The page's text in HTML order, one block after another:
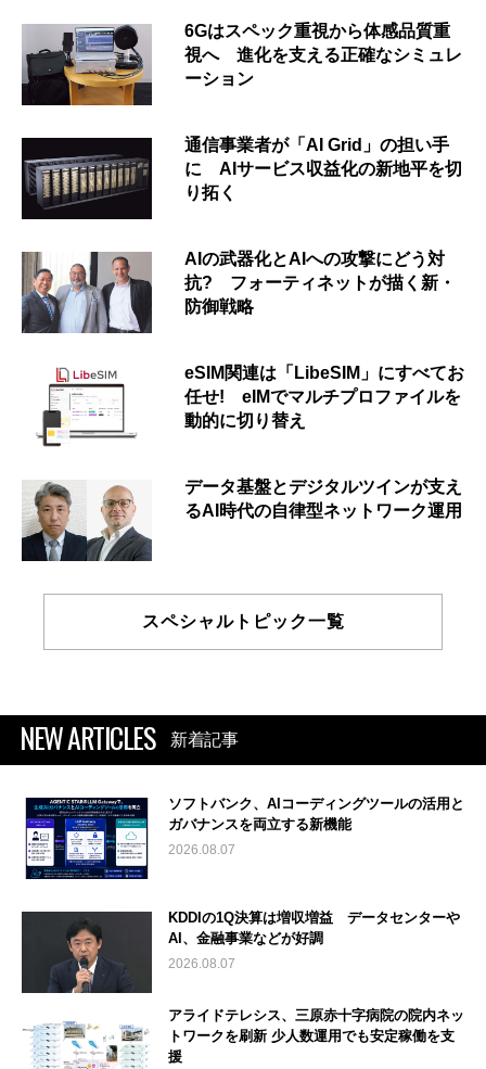
6Gはスペック重視から体感品質重
視へ 進化を支える正確なシミュレ
ーション
通信事業者が「AI Grid」の担い手
に AIサービス収益化の新地平を切
り拓く
AIの武器化とAIへの攻撃にどう対
抗? フォーティネットが描く新・
防御戦略
eSIM関連は「LibeSIM」にすべてお
任せ! eIMでマルチプロファイルを
動的に切り替え
データ基盤とデジタルツインが支え
るAI時代の自律型ネットワーク運用
スペシャルトピック一覧
NEW ARTICLES 新着記事
ソフトバンク、AIコーディングツールの活用と
ガバナンスを両立する新機能
2026.08.07
KDDIの1Q決算は増収増益 データセンターや
AI、金融事業などが好調
2026.08.07
アライドテレシス、三原赤十字病院の院内ネッ
トワークを刷新 少人数運用でも安定稼働を支
援